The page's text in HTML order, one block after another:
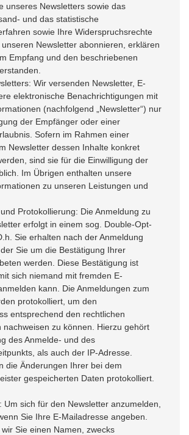
unseres Newsletters sowie das
und das statistische
sowie Ihre Widerspruchsrechte
Newsletter abonnieren, erklären
Empfang und den beschriebenen
Wir versenden Newsletter, E-
elektronische Benachrichtigungen mit
(nachfolgend „Newsletter“) nur
der Empfänger oder einer
Sofern im Rahmen einer
Newsletter dessen Inhalte konkret
sind sie für die Einwilligung der
Im Übrigen enthalten unsere
zu unseren Leistungen und
Protokollierung: Die Anmeldung zu
erfolgt in einem sog. Double-Opt-
Sie erhalten nach der Anmeldung
Sie um die Bestätigung Ihrer
werden. Diese Bestätigung ist
sich niemand mit fremden E-
kann. Die Anmeldungen zum
protokolliert, um den
entsprechend den rechtlichen
nachweisen zu können. Hierzu gehört
des Anmelde- und des
als auch der IP-Adresse.
die Änderungen Ihrer bei dem
gespeicherten Daten protokolliert.
Um sich für den Newsletter anzumelden,
Sie Ihre E-Mailadresse angeben.
Sie einen Namen, zwecks